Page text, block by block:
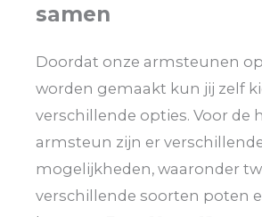
samen
Doordat onze armsteunen
worden gemaakt kun jij zelf
verschillende opties. Voor de
armsteun zijn er
mogelijkheden, waaronder
verschillende soorten poten